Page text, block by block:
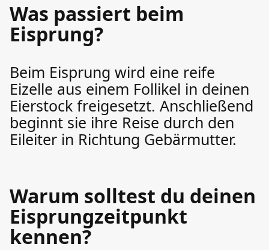
Was passiert beim
Eisprung?
Beim Eisprung wird eine reife
Eizelle aus einem Follikel in deinen
Eierstock freigesetzt. Anschließend
beginnt sie ihre Reise durch den
Eileiter in Richtung Gebärmutter.
Warum solltest du deinen
Eisprungzeitpunkt
kennen?